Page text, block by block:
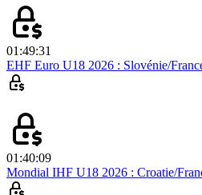
01:49:31
EHF Euro U18 2026 : Slovénie/
01:40:09
Mondial IHF U18 2026 : Croatie/